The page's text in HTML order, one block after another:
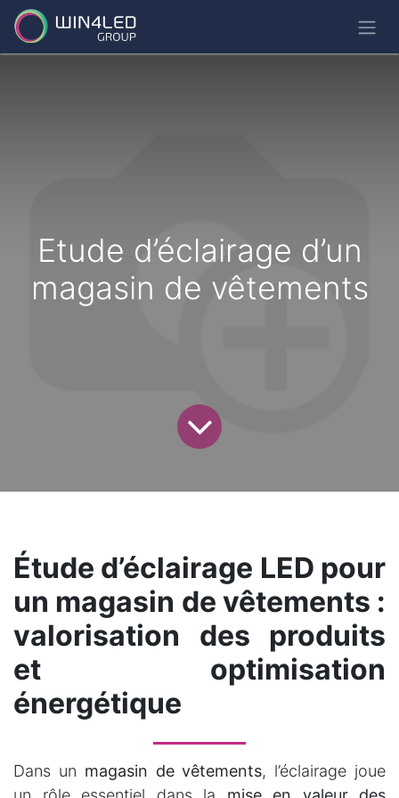
Etude d’éclairage d’un
magasin de vêtements
Étude d’éclairage LED pour
un magasin de vêtements :
valorisation des produits
et optimisation
énergétique
Dans un magasin de vêtements, l’éclairage joue